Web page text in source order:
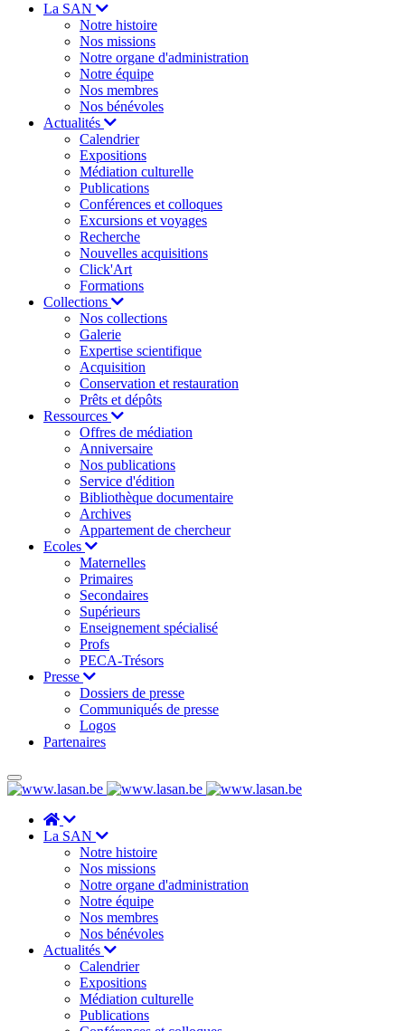
La SAN
Notre histoire
Nos missions
Notre organe d'administration
Notre équipe
Nos membres
Nos bénévoles
Actualités
Calendrier
Expositions
Médiation culturelle
Publications
Conférences et colloques
Excursions et voyages
Recherche
Nouvelles acquisitions
Click'Art
Formations
Collections
Nos collections
Galerie
Expertise scientifique
Acquisition
Conservation et restauration
Prêts et dépôts
Ressources
Offres de médiation
Anniversaire
Nos publications
Service d'édition
Bibliothèque documentaire
Archives
Appartement de chercheur
Ecoles
Maternelles
Primaires
Secondaires
Supérieurs
Enseignement spécialisé
Profs
PECA-Trésors
Presse
Dossiers de presse
Communiqués de presse
Logos
Partenaires
La SAN
Notre histoire
Nos missions
Notre organe d'administration
Notre équipe
Nos membres
Nos bénévoles
Actualités
Calendrier
Expositions
Médiation culturelle
Publications